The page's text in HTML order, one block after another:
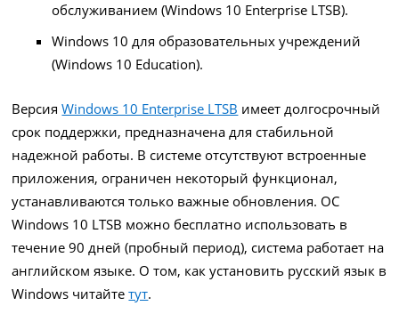
обслуживанием (Windows 10 Enterprise LTSB).
Windows 10 для образовательных учреждений
(Windows 10 Education).
ВерсияWindows 10 Enterprise LTSB имеет долгосрочный
срок поддержки, предназначена для стабильной
надежной работы. В системе отсутствуют встроенные
приложения, ограничен некоторый функционал,
устанавливаются только важные обновления. ОС
Windows 10 LTSB можно бесплатно использовать в
течение 90 дней (пробный период), система работает на
английском языке. О том, как установить русский язык в
Windows читайтетут.